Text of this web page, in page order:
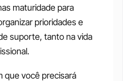
maturidade para
prioridades e
suporte, tanto na vida
que você precisará